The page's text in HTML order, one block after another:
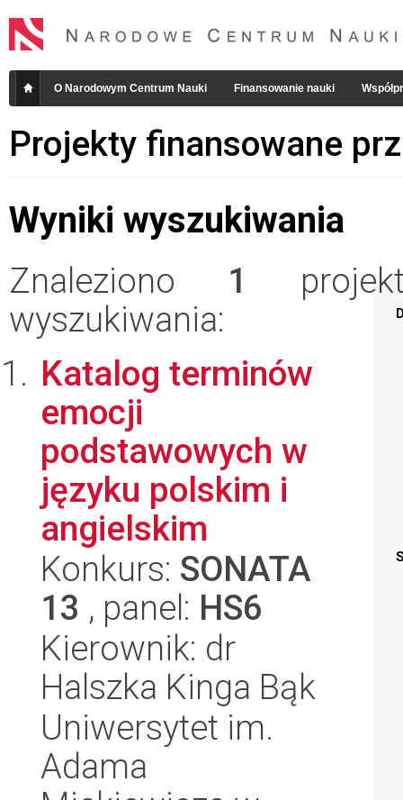
O Narodowym Centrum Nauki Finansowanie nauki
Projekty finansowane
Wyniki wyszukiwania
Znaleziono 1
wyszukiwania:
Katalog terminów
emocji
podstawowych w
języku polskim i
angielskim
Konkurs: SONATA
13 , panel: HS6
Kierownik: dr
Halszka Kinga Bąk
Uniwersytet im.
Adama